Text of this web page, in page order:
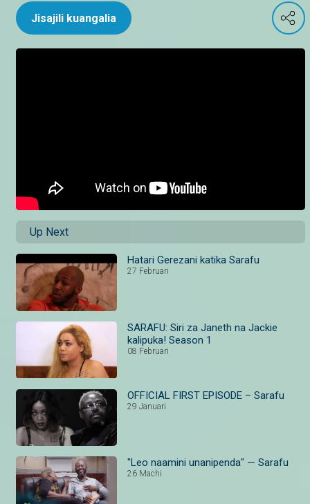
Jisajili kuangalia
Up Next
Hatari Gerezani katika Sarafu
27 Februari
SARAFU: Siri za Janeth na Jackie
kalipuka! Season 1
08 Februari
OFFICIAL FIRST EPISODE – Sarafu
29 Januari
"Leo naamini unanipenda" — Sarafu
26 Machi